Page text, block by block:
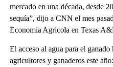
mercado en una década, desde
sequía”, dijo a CNN el mes
Economía Agrícola en Texas
El acceso al agua para el
agricultores y ganaderos este